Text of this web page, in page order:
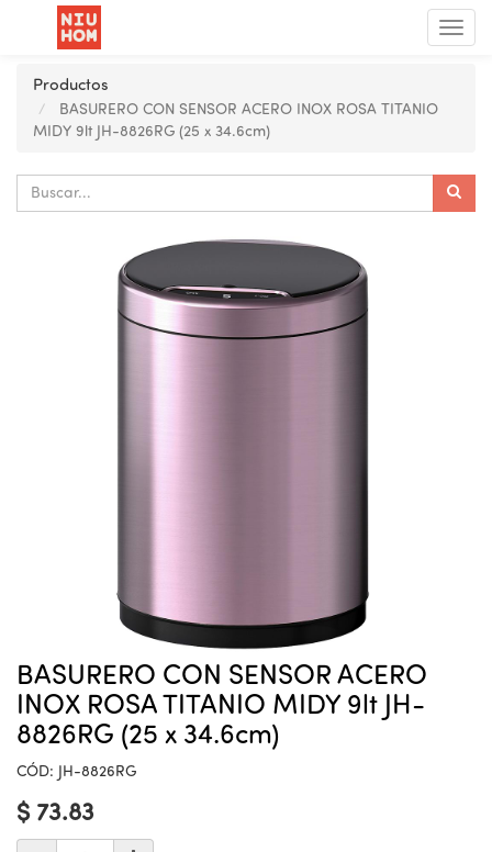
Menú
de
Productos
BASURERO CON SENSOR ACERO INOX ROSA TITANIO
MIDY 9lt JH-8826RG (25 x 34.6cm)
BASURERO CON SENSOR ACERO
INOX ROSA TITANIO MIDY 9lt JH-
8826RG (25 x 34.6cm)
CÓD: JH-8826RG
$ 73.83